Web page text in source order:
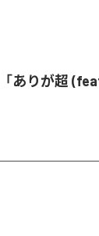
ありが超